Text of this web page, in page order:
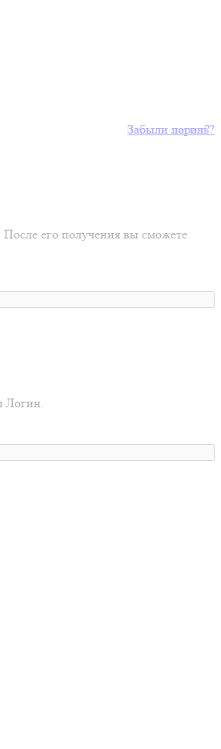
Забыли пароль?
Забыли логин?
его получения вы сможете
Логин.